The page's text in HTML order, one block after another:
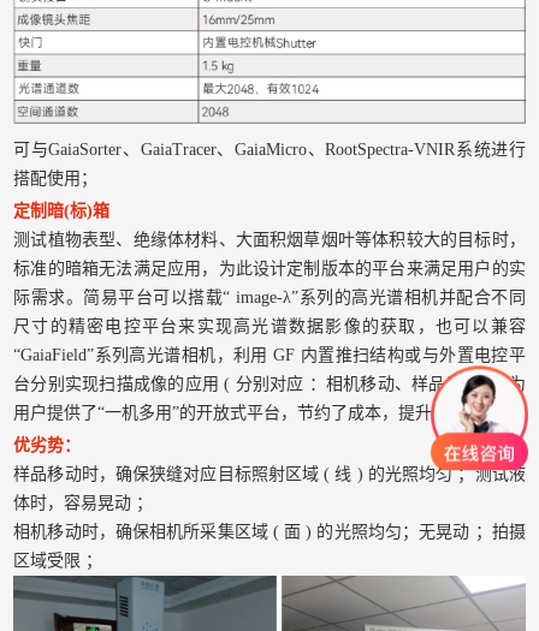
可与GaiaSorter、GaiaTracer、GaiaMicro、RootSpectra-VNIR系统进行
搭配使用；
定制暗(标)箱
测试植物表型、绝缘体材料、大面积烟草烟叶等体积较大的目标时，
标准的暗箱无法满足应用，为此设计定制版本的平台来满足用户的实
际需求。简易平台可以搭载“ image-λ”系列的高光谱相机并配合不同
尺寸的精密电控平台来实现高光谱数据影像的获取，也可以兼容
“GaiaField”系列高光谱相机，利用 GF 内置推扫结构或与外置电控平
台分别实现扫描成像的应用 ( 分别对应 ：相机移动、样品移动 )。为
用户提供了“一机多用”的开放式平台，节约了成本，提升了效率。
优劣势：
样品移动时，确保狭缝对应目标照射区域 ( 线 ) 的光照均匀 ；测试液
体时，容易晃动 ；
相机移动时，确保相机所采集区域 ( 面 ) 的光照均匀；无晃动 ；拍摄
区域受限 ；